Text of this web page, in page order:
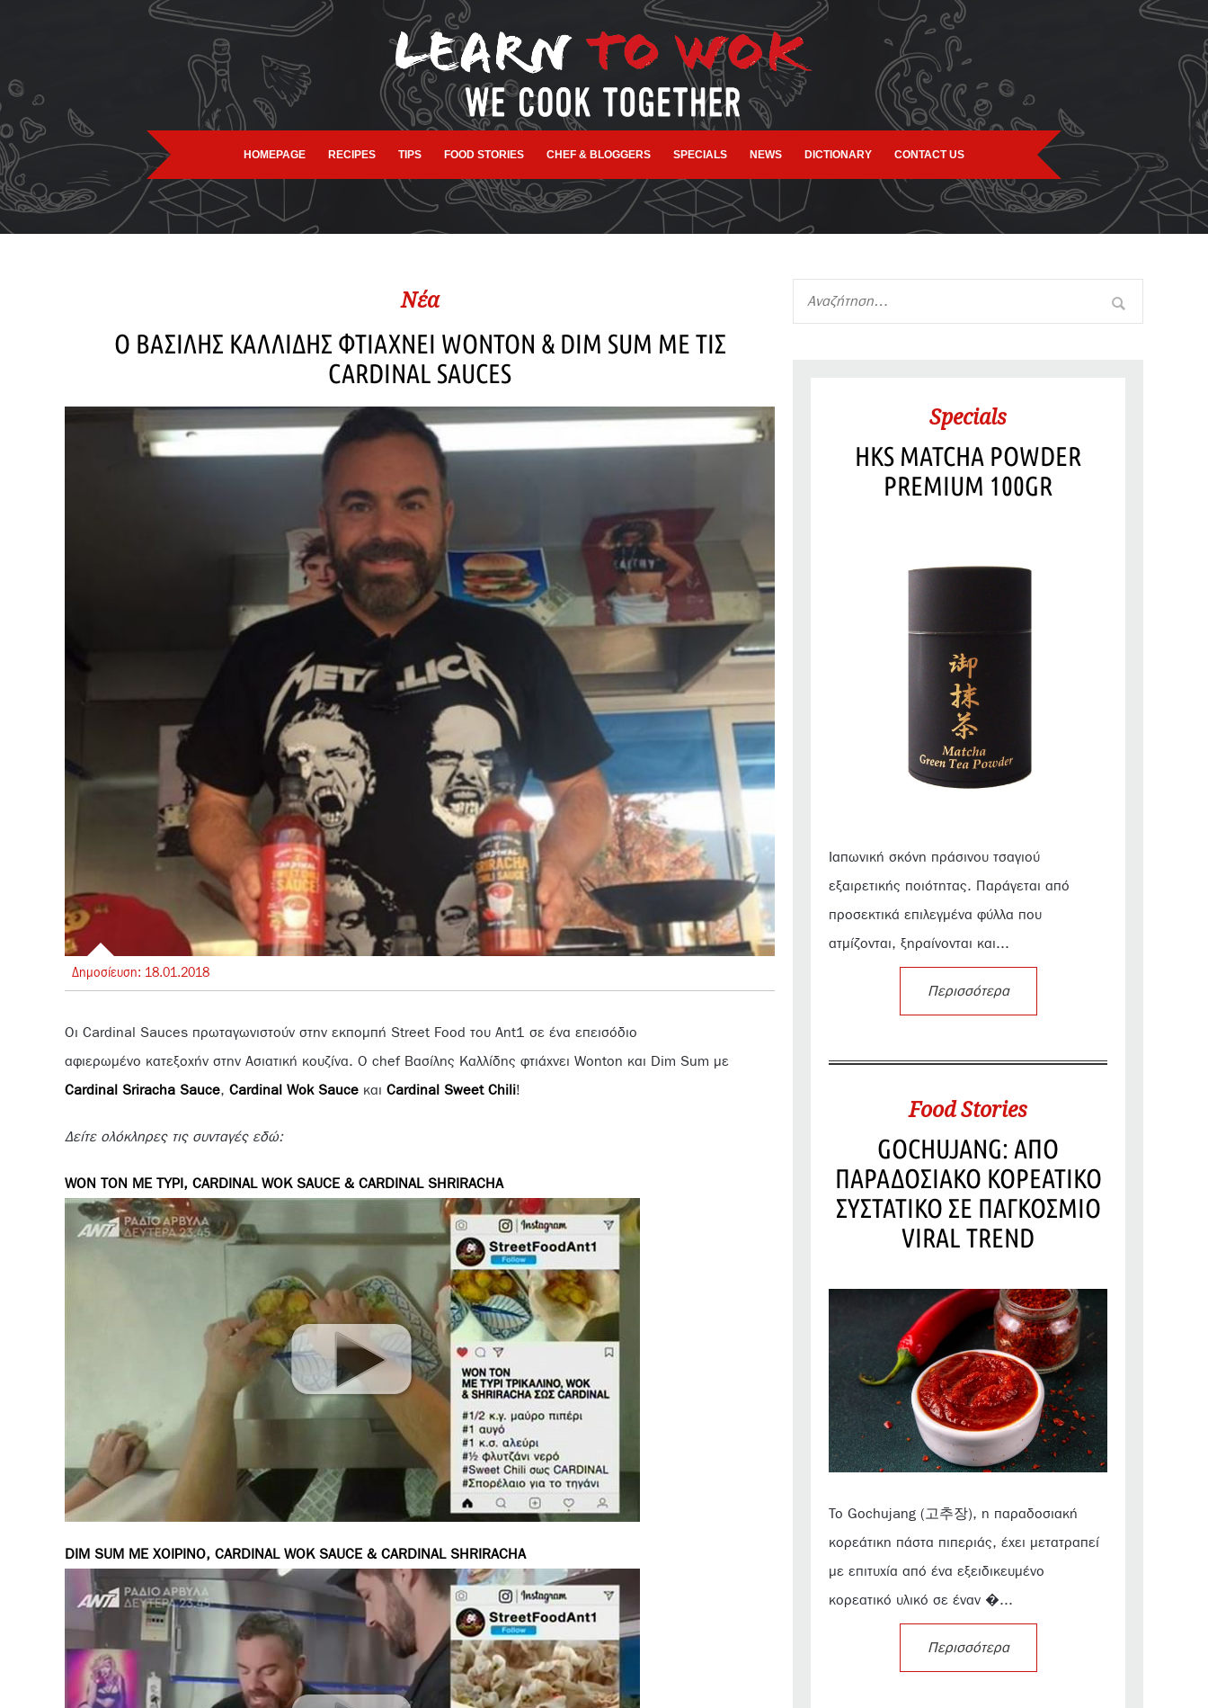
HOMEPAGE RECIPES TIPS FOOD STORIES CHEF & BLOGGERS SPECIALS NEWS DICTIONARY CONTACT US
Νέα
O ΒΑΣΙΛΗΣ ΚΑΛΛΙΔΗΣ ΦΤΙΑΧΝΕΙ WONTON & DIM SUM ΜΕ ΤΙΣ
CARDINAL SAUCES
Δημοσίευση: 18.01.2018
Οι Cardinal Sauces πρωταγωνιστούν στην εκπομπή Street Food του Ant1 σε ένα επεισόδιο
αφιερωμένο κατεξοχήν στην Ασιατική κουζίνα. Ο chef Βασίλης Καλλίδης φτιάχνει Wonton και Dim Sum με
Cardinal Sriracha Sauce, Cardinal Wok Sauce και Cardinal Sweet Chili!
Δείτε ολόκληρες τις συνταγές εδώ:
WON TON ΜΕ ΤΥΡΙ, CARDINAL WOK SAUCE & CARDINAL SHRIRACHA
DIM SUM ΜΕ ΧΟΙΡΙΝΟ, CARDINAL WOK SAUCE & CARDINAL SHRIRACHA
Specials
HKS MATCHA POWDER
PREMIUM 100GR
Ιαπωνική σκόνη πράσινου τσαγιού
εξαιρετικής ποιότητας. Παράγεται από
προσεκτικά επιλεγμένα φύλλα που
ατμίζονται, ξηραίνονται και...
Περισσότερα
Food Stories
GOCHUJANG: ΑΠΟ
ΠΑΡΑΔΟΣΙΑΚΟ ΚΟΡΕΑΤΙΚΟ
ΣΥΣΤΑΤΙΚΟ ΣΕ ΠΑΓΚΟΣΜΙΟ
VIRAL TREND
Το Gochujang (고추장), η παραδοσιακή
κορεάτικη πάστα πιπεριάς, έχει μετατραπεί
με επιτυχία από ένα εξειδικευμένο
κορεατικό υλικό σε έναν �...
Περισσότερα